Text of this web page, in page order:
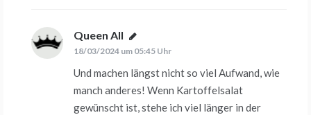
Queen All sagt:
18/03/2024 um 05:45 Uhr
Und machen längst nicht so viel Aufwand, wie
manch anderes! Wenn Kartoffelsalat
gewünscht ist, stehe ich viel länger in der